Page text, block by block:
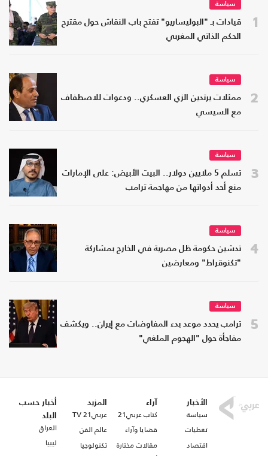
1
سياسة
قيادات بـ "البوليساريو" تفتح باب النقاش حول مقترح
الحكم الذاتي المغربي
2
سياسة
ممثلات يرتدين الزي العسكري.. ودعوات للاصطفاف
مع السيسي
3
سياسة
تسلم 5 ملايين دولار.. البيت الأبيض: على الإمارات
منع أحد أدواتها من مهاجمة ترامب
4
سياسة
تدشين حكومة ظل مصرية في الخارج بمشاركة
"تكنوقراط" ومعارضين
5
سياسة
ترامب يحدد موعد بدء المفاوضات مع إيران.. ويكشف
مفاجأة حول "الهجوم الملغي"
الأخبار
سياسة
تغطيات
اقتصاد
آراء
كتاب عربي21
قضايا وآراء
مقالات مختارة
المزيد
عربي21 TV
عالم الفن
تكنولوجيا
أخبار حسب
البلد
العراق
ليبيا